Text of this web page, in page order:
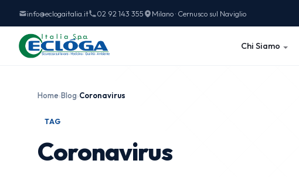
info@eclogaitalia.it 02 92 143 355 Milano · Cernusco sul Naviglio
Chi Siamo
Home›Blog›Coronavirus
TAG
Coronavirus